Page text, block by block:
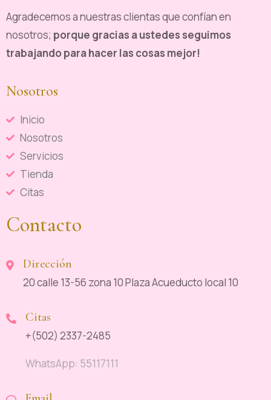
Agradecemos a nuestras clientas que confían en
nosotros; porque gracias a ustedes seguimos
trabajando para hacer las cosas mejor!
Nosotros
Inicio
Nosotros
Servicios
Tienda
Citas
Contacto
Dirección
20 calle 13-56 zona 10 Plaza Acueducto local 10
Citas
+(502) 2337-2485
WhatsApp: 55117111